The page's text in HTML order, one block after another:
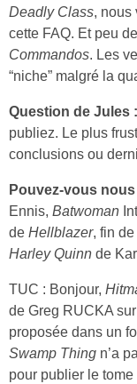
Deadly Class, nous
cette FAQ. Et peu
Commandos. Les
“niche” malgré la
Question de Jules :
publiez. Le plus
conclusions ou
Pouvez-vous
Ennis, Batwoman
de Hellblazer, fin de
Harley Quinn de
TUC : Bonjour,
de Greg RUCKA
proposée dans un
Swamp Thing n’a
pour publier le